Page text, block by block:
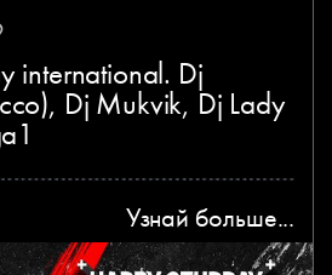
international. Dj
Dj Mukvik, Dj Lady
Узнай больше...